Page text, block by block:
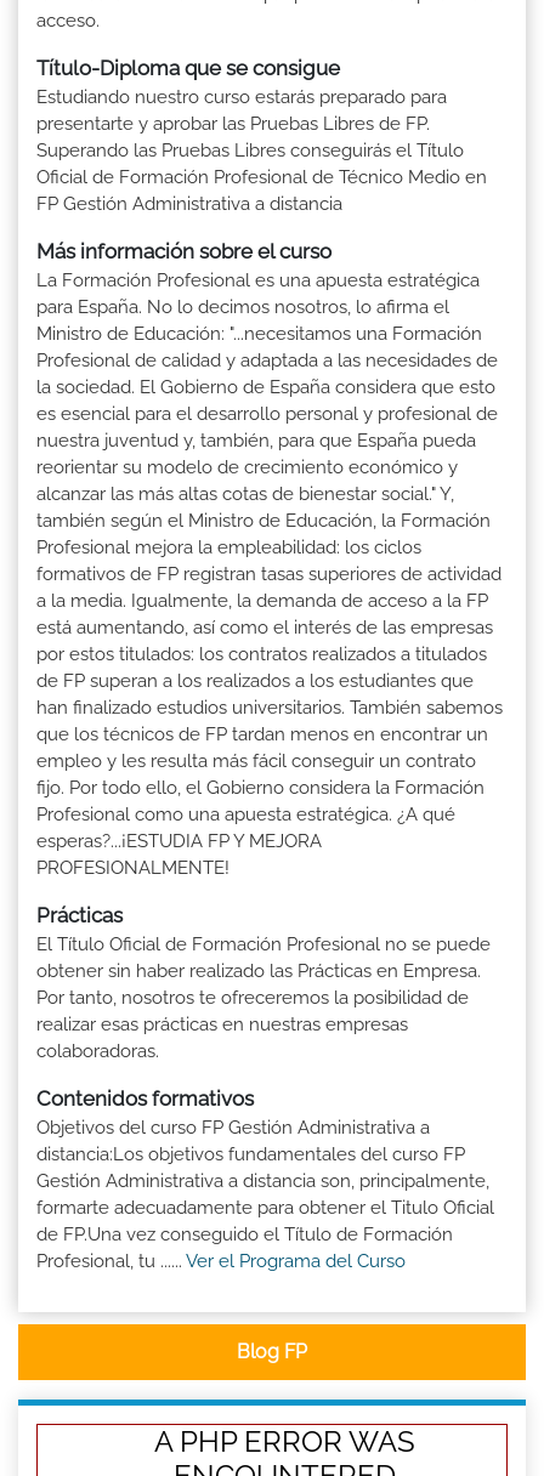
acceso.
Título-Diploma que se consigue
Estudiando nuestro curso estarás preparado para
presentarte y aprobar las Pruebas Libres de FP.
Superando las Pruebas Libres conseguirás el Título
Oficial de Formación Profesional de Técnico Medio en
FP Gestión Administrativa a distancia
Más información sobre el curso
La Formación Profesional es una apuesta estratégica
para España. No lo decimos nosotros, lo afirma el
Ministro de Educación: "...necesitamos una Formación
Profesional de calidad y adaptada a las necesidades de
la sociedad. El Gobierno de España considera que esto
es esencial para el desarrollo personal y profesional de
nuestra juventud y, también, para que España pueda
reorientar su modelo de crecimiento económico y
alcanzar las más altas cotas de bienestar social." Y,
también según el Ministro de Educación, la Formación
Profesional mejora la empleabilidad: los ciclos
formativos de FP registran tasas superiores de actividad
a la media. Igualmente, la demanda de acceso a la FP
está aumentando, así como el interés de las empresas
por estos titulados: los contratos realizados a titulados
de FP superan a los realizados a los estudiantes que
han finalizado estudios universitarios. También sabemos
que los técnicos de FP tardan menos en encontrar un
empleo y les resulta más fácil conseguir un contrato
fijo. Por todo ello, el Gobierno considera la Formación
Profesional como una apuesta estratégica. ¿A qué
esperas?...¡ESTUDIA FP Y MEJORA
PROFESIONALMENTE!
Prácticas
El Título Oficial de Formación Profesional no se puede
obtener sin haber realizado las Prácticas en Empresa.
Por tanto, nosotros te ofreceremos la posibilidad de
realizar esas prácticas en nuestras empresas
colaboradoras.
Contenidos formativos
Objetivos del curso FP Gestión Administrativa a
distancia:Los objetivos fundamentales del curso FP
Gestión Administrativa a distancia son, principalmente,
formarte adecuadamente para obtener el Titulo Oficial
de FP.Una vez conseguido el Título de Formación
Profesional, tu ...... Ver el Programa del Curso
Blog FP
A PHP ERROR WAS